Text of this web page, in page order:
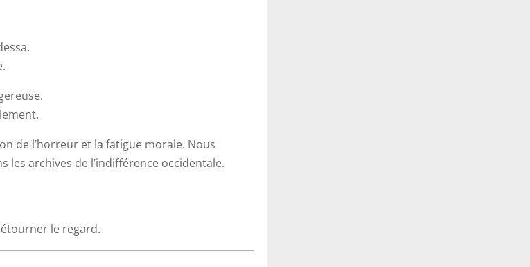
de l’horreur et la fatigue morale. Nous
les archives de l’indifférence occidentale.
le regard.